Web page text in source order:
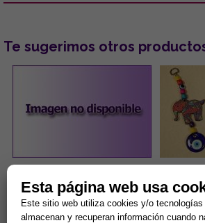
Te sugerimos otros
OJOS TURCOS COLOR LILA
CON PESTAÑAS BRILLANTES
DISEÑO
6.5x19CM
...
Esta página web usa
Este sitio web utiliza cookies y/o
almacenan y recuperan información cuando